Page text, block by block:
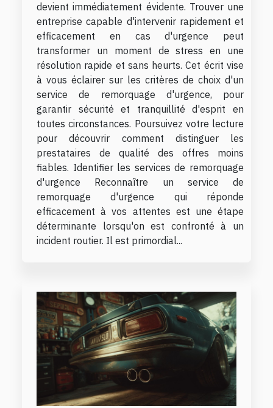
devient immédiatement évidente. Trouver une
entreprise capable d'intervenir rapidement et
efficacement en cas d'urgence peut
transformer un moment de stress en une
résolution rapide et sans heurts. Cet écrit vise
à vous éclairer sur les critères de choix d'un
service de remorquage d'urgence, pour
garantir sécurité et tranquillité d'esprit en
toutes circonstances. Poursuivez votre lecture
pour découvrir comment distinguer les
prestataires de qualité des offres moins
fiables. Identifier les services de remorquage
d'urgence Reconnaître un service de
remorquage d'urgence qui réponde
efficacement à vos attentes est une étape
déterminante lorsqu'on est confronté à un
incident routier. Il est primordial...